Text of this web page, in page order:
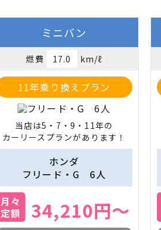
ミニバン
燃費 17.0 km/ℓ
11年乗り換えプラン
当店は5・7・9・11年の
カーリースプランがあります！
ホンダ
フリード・G　6人
月々
定額
34,210円～